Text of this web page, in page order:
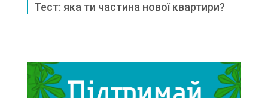
Тест: яка ти частина нової квартири?